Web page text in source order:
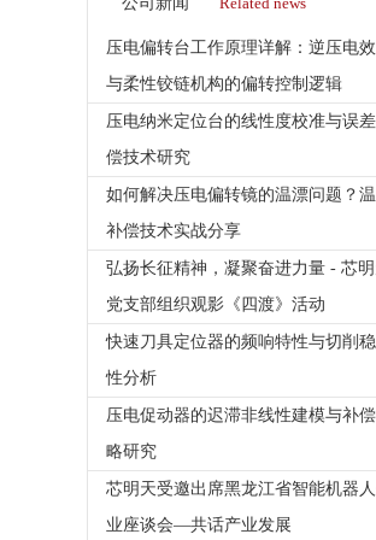
压电偏转台工作原理详解：逆压电
与柔性铰链机构的偏转控制逻辑
压电纳米定位台的线性度校准与误
偿技术研究
如何解决压电偏转镜的温漂问题？
补偿技术实战分享
弘扬长征精神，凝聚奋进力量 - 芯
党支部组织观影《四渡》活动
快速刀具定位器的频响特性与切削
性分析
压电促动器的迟滞非线性建模与补
略研究
芯明天受邀出席黑龙江省智能机器
业座谈会—共话产业发展